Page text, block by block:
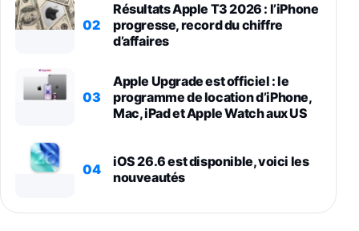
02
Résultats Apple T3 2026 : l’iPhone
progresse, record du chiffre
d’affaires
03
Apple Upgrade est officiel : le
programme de location d’iPhone,
Mac, iPad et Apple Watch aux US
04
iOS 26.6 est disponible, voici les
nouveautés